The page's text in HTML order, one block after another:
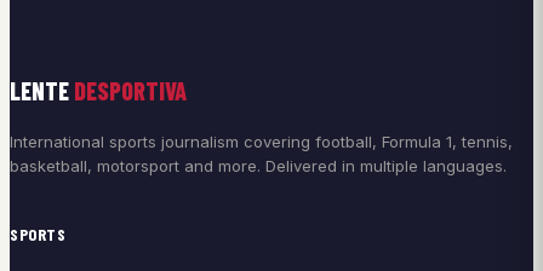
LENTE DESPORTIVA
International sports journalism covering football, Formula 1, tennis,
basketball, motorsport and more. Delivered in multiple languages.
SPORTS